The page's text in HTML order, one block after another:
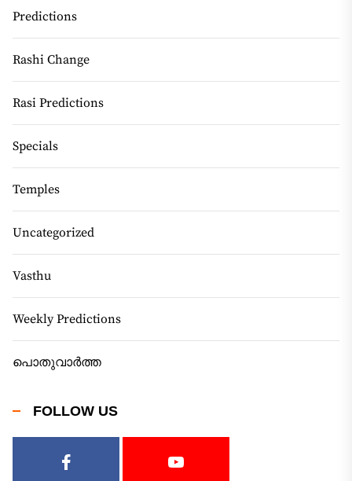
Predictions
Rashi Change
Rasi Predictions
Specials
Temples
Uncategorized
Vasthu
Weekly Predictions
പൊതുവാർത്ത
FOLLOW US